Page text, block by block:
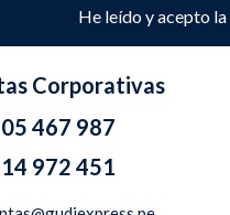
He leído y acepto la
Corporativas
467 987
972 451